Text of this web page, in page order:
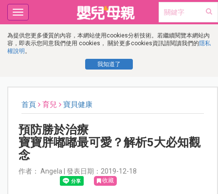
為提供您更多優質的內容，本網站使用cookies分析技術。若繼續閱覽本網站內
容，即表示您同意我們使用 cookies， 關於更多cookies資訊請閱讀我們的隱私
權說明 。
我知道了
Toggle
navigation
首頁 育兒 寶貝健康
預防勝於治療
寶寶胖嘟嘟最可愛？解析5大必知觀
念
作者： Angela | 發表日期：2019-12-18
收藏